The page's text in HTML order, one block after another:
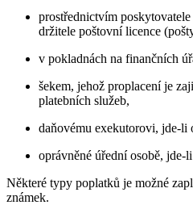
prostřednictvím
držitele poštovní licence
v pokladnách na finančních
šekem, jehož proplacení je
platebních služeb,
daňovému exekutorovi, jde-li
oprávněné úřední osobě,
Některé typy poplatků je možné
známek.